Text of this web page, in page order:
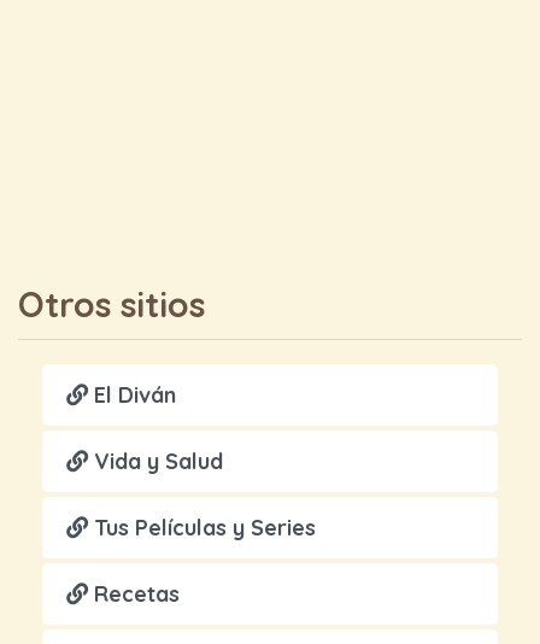
Otros sitios
El Diván
Vida y Salud
Tus Películas y Series
Recetas